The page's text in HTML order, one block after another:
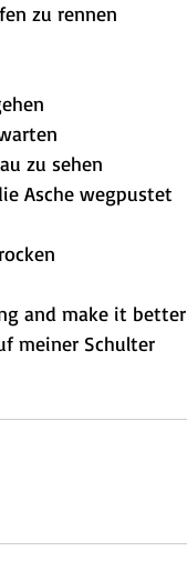
zu rennen
zu sehen
Asche wegpustet
and make it better
meiner Schulter